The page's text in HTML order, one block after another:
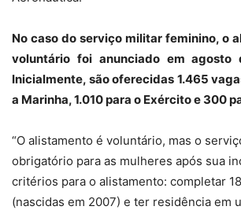
No caso do serviço militar feminino, o
voluntário foi anunciado em agosto
Inicialmente, são oferecidas 1.465
a Marinha, 1.010 para o Exército e 300
“O alistamento é voluntário, mas o
obrigatório para as mulheres após sua
critérios para o alistamento: completar
(nascidas em 2007) e ter residência em